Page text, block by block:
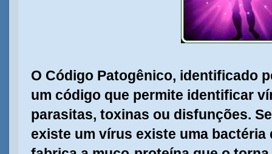
O Código Patogênico, identificado
um código que permite identificar
parasitas, toxinas ou disfunções.
existe um vírus existe uma bactéria